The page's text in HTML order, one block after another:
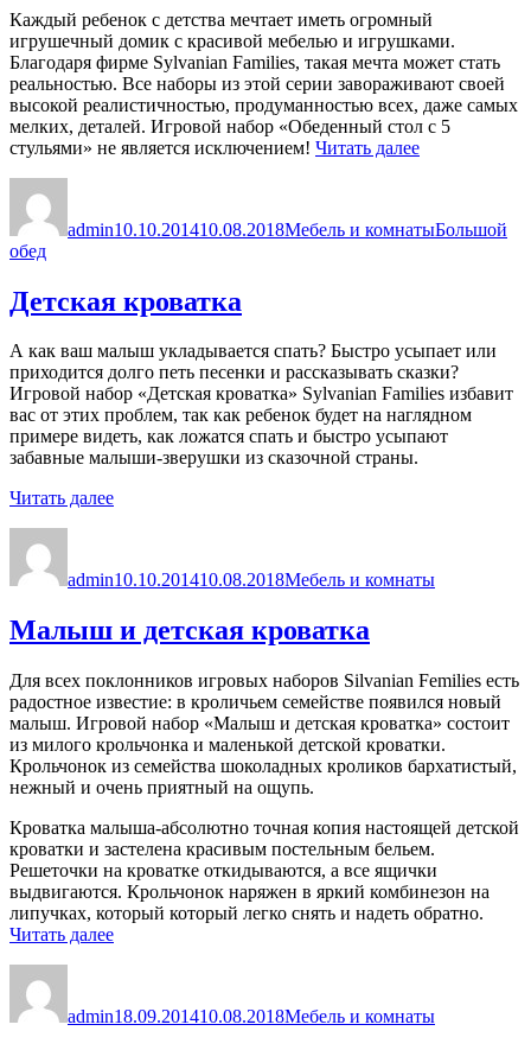
Каждый ребенок с детства мечтает иметь огромный
игрушечный домик с красивой мебелью и игрушками.
Благодаря фирме Sylvanian Families, такая мечта может стать
реальностью. Все наборы из этой серии завораживают своей
высокой реалистичностью, продуманностью всех, даже самых
мелких, деталей. Игровой набор «Обеденный стол с 5
стульями» не является исключением! Читать далее«Обеденный
стульями»
admin10.10.201410.08.2018Мебель и комнатыБольшой
обед
Детская кроватка
А как ваш малыш укладывается спать? Быстро усыпает или
приходится долго петь песенки и рассказывать сказки?
Игровой набор «Детская кроватка» Sylvanian Families избавит
вас от этих проблем, так как ребенок будет на наглядном
примере видеть, как ложатся спать и быстро усыпают
забавные малыши-зверушки из сказочной страны.
Читать далее«Детская
admin10.10.201410.08.2018Мебель и комнаты
Малыш и детская кроватка
Для всех поклонников игровых наборов Silvanian Femilies есть
радостное известие: в кроличьем семействе появился новый
малыш. Игровой набор «Малыш и детская кроватка» состоит
из милого крольчонка и маленькой детской кроватки.
Крольчонок из семейства шоколадных кроликов бархатистый,
нежный и очень приятный на ощупь.
Кроватка малыша-абсолютно точная копия настоящей детской
кроватки и застелена красивым постельным бельем.
Решеточки на кроватке откидываются, а все ящички
выдвигаются. Крольчонок наряжен в яркий комбинезон на
липучках, который который легко снять и надеть обратно.
Читать далее«Малыш
admin18.09.201410.08.2018Мебель и комнаты